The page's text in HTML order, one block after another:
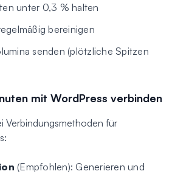
unter 0,3 % halten
bereinigen
senden (plötzliche Spitzen
mit WordPress verbinden
Verbindungsmethoden für
(Empfohlen): Generieren und